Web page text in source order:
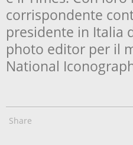
corrispondente
presidente in Italia
photo editor per il
National
Share